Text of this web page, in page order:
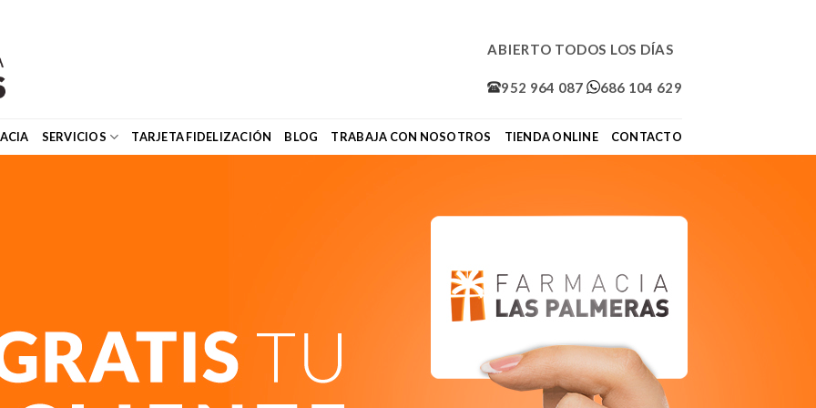
ABIERTO TODOS LOS DÍAS
952 964 087 686 104 629
SERVICIOS TARJETA FIDELIZACIÓN BLOG TRABAJA CON NOSOTROS TIENDA ONLINE CONTACTO